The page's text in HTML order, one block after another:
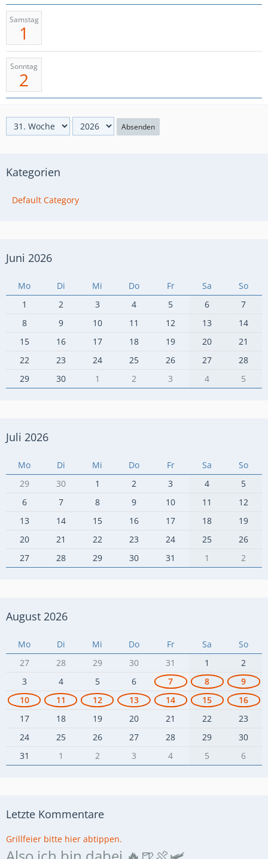
Samstag
1
Sonntag
2
Absenden
Kategorien
Default Category
Juni 2026
Mo Di Mi Do Fr Sa
So
1
2 3 4 5 6
7
8
9 10 11 12 13
14
15
16 17 18 19 20
21
22
23 24 25 26 27
28
29
30 1 2 3 4 5
Juli 2026
Mo Di Mi Do Fr Sa
So
29
30 1 2 3 4
5
6
7 8 9 10 11
12
13
14 15 16 17 18
19
20
21 22 23 24 25
26
27
28 29 30 31 1 2
August 2026
Mo Di Mi Do Fr Sa
So
27
28 29 30 31 1
2
3
4 5 6 7 8
9
10
11 12 13 14 15
16
17
18 19 20 21 22
23
24
25 26 27 28 29
30
31
1 2 3 4 5 6
Letzte Kommentare
Grillfeier bitte hier abtippen.